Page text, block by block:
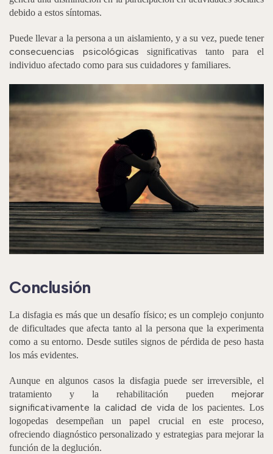
debido a estos síntomas.
Puede llevar a la persona a un aislamiento, y a su vez, puede tener
consecuencias psicológicas significativas tanto para el
individuo afectado como para sus cuidadores y familiares.
Conclusión
La disfagia es más que un desafío físico; es un complejo conjunto
de dificultades que afecta tanto al la persona que la experimenta
como a su entorno. Desde sutiles signos de pérdida de peso hasta
los más evidentes.
Aunque en algunos casos la disfagia puede ser irreversible, el
tratamiento y la rehabilitación pueden mejorar
significativamente la calidad de vida de los pacientes. Los
logopedas desempeñan un papel crucial en este proceso,
ofreciendo diagnóstico personalizado y estrategias para mejorar la
función de la deglución.